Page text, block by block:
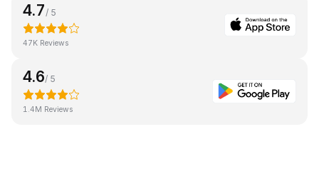
4.7 / 5
47K Reviews
4.6/ 5
1.4M Reviews